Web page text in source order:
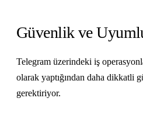
Güvenlik ve
Telegram üzerindeki iş
olarak yaptığından daha dikkatli
gerektiriyor.